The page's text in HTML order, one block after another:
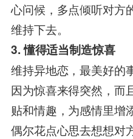
心问候，多点倾听对方
维持下去。
3. 懂得适当制造惊喜
维持异地恋，最美好的
因为惊喜来得突然，而
贴和情趣，为感情里增
偶尔花点心思去想想对